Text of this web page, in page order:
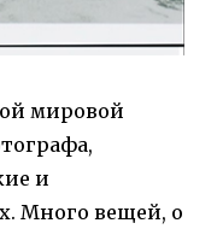
мировой
и
Много вещей, о